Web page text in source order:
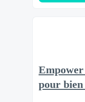
Empower
pour